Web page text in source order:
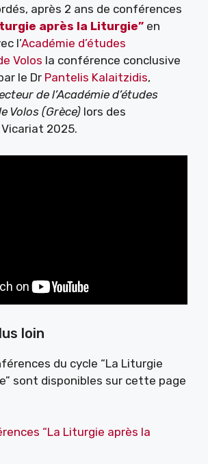
après 2 ans de conférences
après la Liturgie” en
l’Académie d’études
Volos la conférence conclusive
le Dr Pantelis Kalaitzidis,
de l’Académie d’études
Volos (Grèce) lors des
2025.
loin
du cycle “La Liturgie
sont disponibles sur cette page
“La Liturgie après la